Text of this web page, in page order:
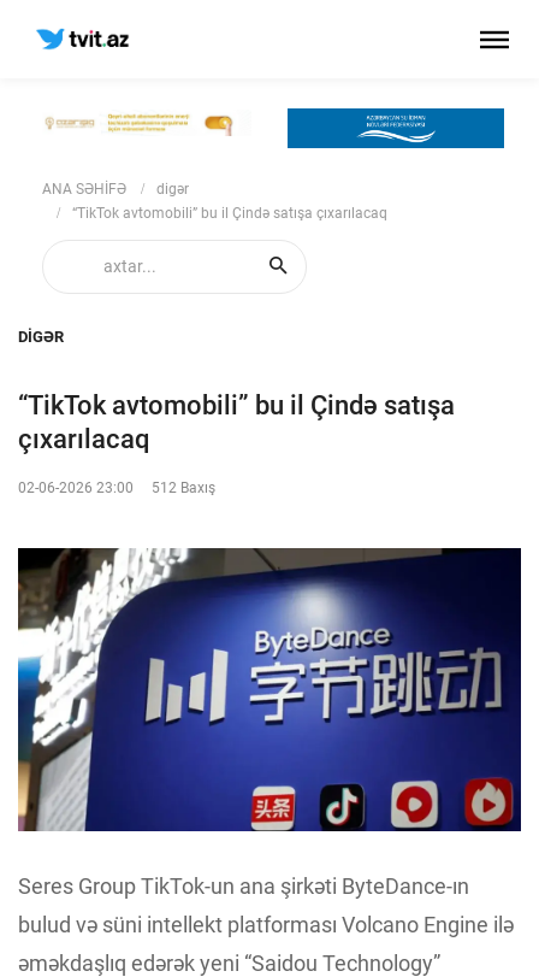
ANA SƏHİFƏ
digər
“TikTok avtomobili” bu il Çində satışa çıxarılacaq
DIGƏR
“TikTok avtomobili” bu il Çində satışa
çıxarılacaq
02-06-2026 23:00 512 Baxış
Seres Group TikTok-un ana şirkəti ByteDance-ın
bulud və süni intellekt platforması Volcano Engine ilə
əməkdaşlıq edərək yeni “Saidou Technology”